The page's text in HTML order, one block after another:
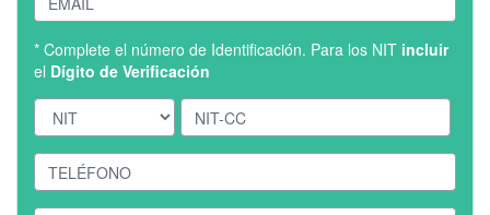
* Complete el número de Identificación. Para los NIT incluir
el Dígito de Verificación